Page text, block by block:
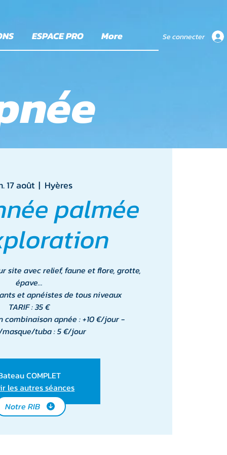
ESPACE PRO More Se connecter
17 août
  |
Hyères
palmée
site avec relief, faune et flore, grotte,
épave…
et apnéistes de tous niveaux
TARIF : 35 €
combinaison apnée : +10 €/jour -
masque/tuba : 5 €/jour
COMPLET
les autres séances
Notre RIB